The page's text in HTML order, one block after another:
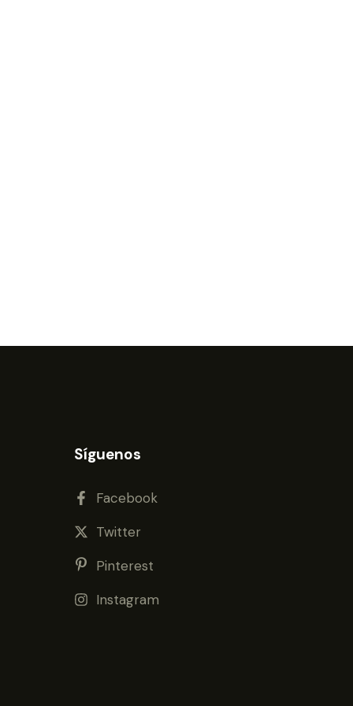
Síguenos
Facebook
Twitter
Pinterest
Instagram